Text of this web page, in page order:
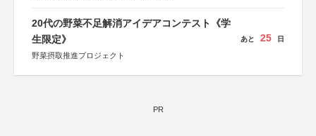
20代の野菜不足解消アイデアコンテスト《学
生限定》
野菜摂取推進プロジェクト
あと 25 日
PR